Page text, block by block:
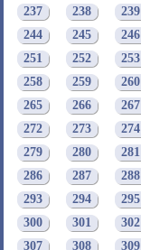
237
238 239
244
245 246
251
252 253
258
259 260
265
266 267
272
273 274
279
280 281
286
287 288
293
294 295
300
301 302
307
308 309